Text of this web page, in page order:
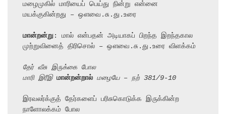
மழைமுகில் மாரியைப் பெய்து நின்று என்னை
மயக்குகின்றது – ஔவை.சு.து.உரை
மான்றன்று : மால் என்பதன் அடியாகப் பிறந்த இறந்தகால
முற்றுவினைத் திரிசொல் – ஔவை.சு.து.உரை விளக்கம்
தேர் வீசு இருக்கை போல
மாரி இரீஇ மான்றன்றால் மழையே – நற் 381/9-10
இரவலர்க்குத் தேர்களைப் பரிசுகொடுக்க இருக்கின்ற
நாளோலக்கம் போல